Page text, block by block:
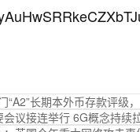
“A2”长期本外币存款评级
议接连举行 6G概念持续